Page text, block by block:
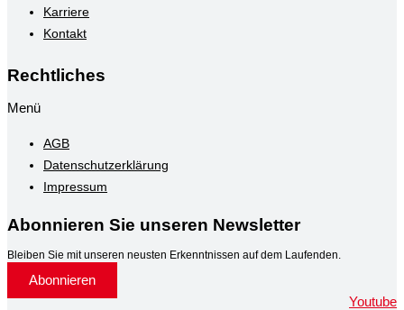
Karriere
Kontakt
Rechtliches
Menü
AGB
Datenschutzerklärung
Impressum
Abonnieren Sie unseren Newsletter
Bleiben Sie mit unseren neusten Erkenntnissen auf dem Laufenden.
Abonnieren
Youtube